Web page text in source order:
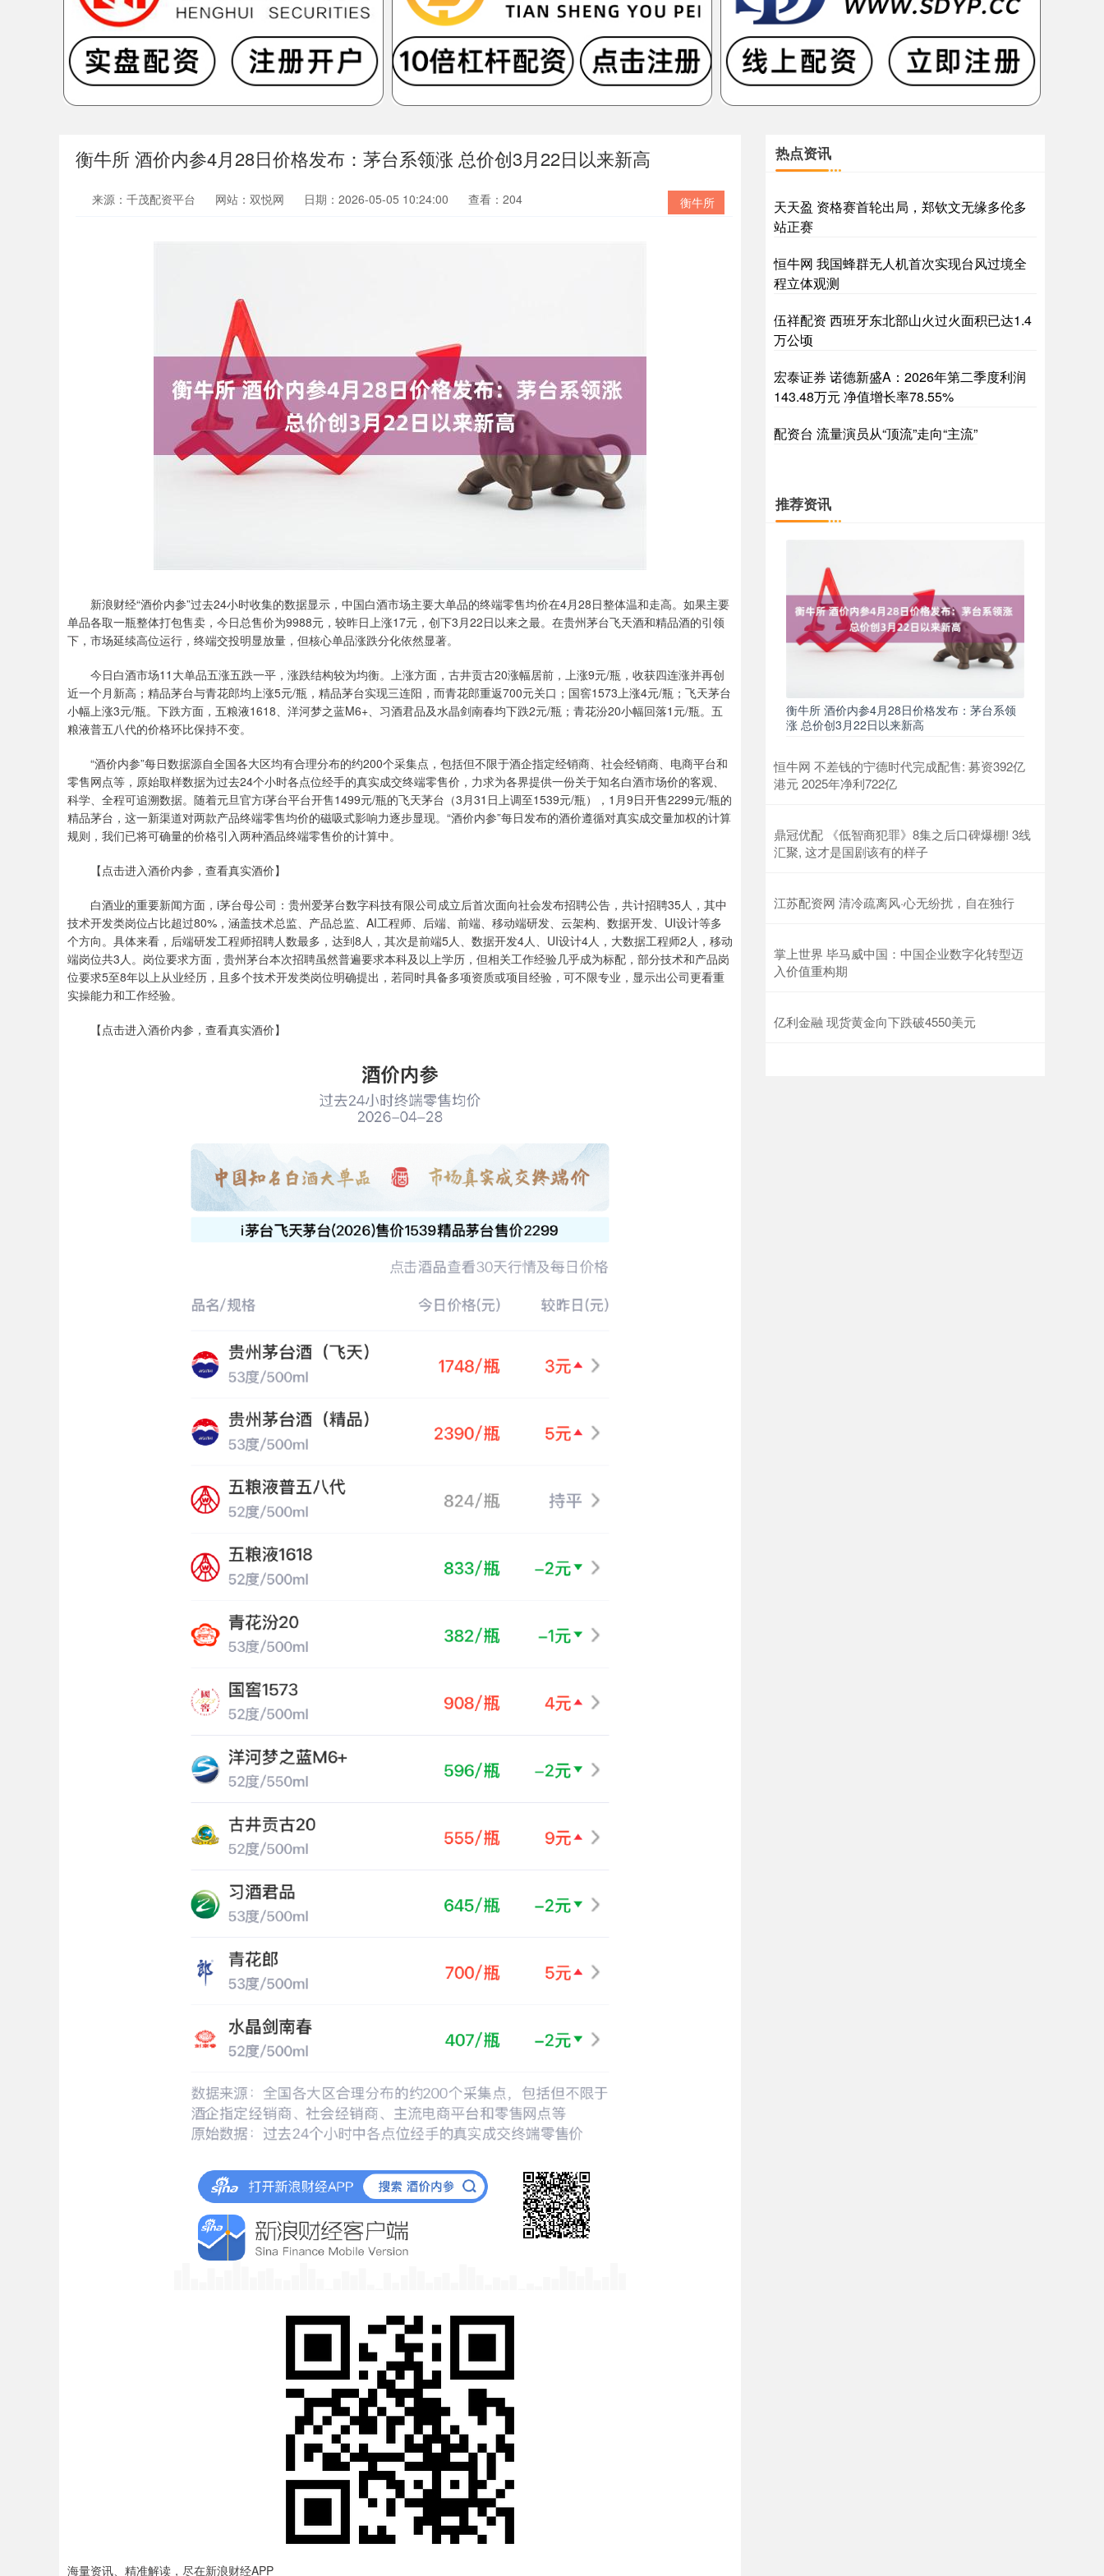
衡牛所 酒价内参4月28日价格发布：茅台系领涨 总价创3月22日以来新高
衡牛所
来源：千茂配资平台 网站：双悦网 日期：2026-05-05 10:24:00 查看：204
新浪财经“酒价内参”过去24小时收集的数据显示，中国白酒市场主要大单品的终端零售均价在4月28日整体温和走高。如果主要
单品各取一瓶整体打包售卖，今日总售价为9988元，较昨日上涨17元，创下3月22日以来之最。在贵州茅台飞天酒和精品酒的引领
下，市场延续高位运行，终端交投明显放量，但核心单品涨跌分化依然显著。
今日白酒市场11大单品五涨五跌一平，涨跌结构较为均衡。上涨方面，古井贡古20涨幅居前，上涨9元/瓶，收获四连涨并再创
近一个月新高；精品茅台与青花郎均上涨5元/瓶，精品茅台实现三连阳，而青花郎重返700元关口；国窖1573上涨4元/瓶；飞天茅台
小幅上涨3元/瓶。下跌方面，五粮液1618、洋河梦之蓝M6+、习酒君品及水晶剑南春均下跌2元/瓶；青花汾20小幅回落1元/瓶。五
粮液普五八代的价格环比保持不变。
“酒价内参”每日数据源自全国各大区均有合理分布的约200个采集点，包括但不限于酒企指定经销商、社会经销商、电商平台和
零售网点等，原始取样数据为过去24个小时各点位经手的真实成交终端零售价，力求为各界提供一份关于知名白酒市场价的客观、
科学、全程可追溯数据。随着元旦官方i茅台平台开售1499元/瓶的飞天茅台（3月31日上调至1539元/瓶），1月9日开售2299元/瓶的
精品茅台，这一新渠道对两款产品终端零售均价的磁吸式影响力逐步显现。“酒价内参”每日发布的酒价遵循对真实成交量加权的计算
规则，我们已将可确量的价格引入两种酒品终端零售价的计算中。
【点击进入酒价内参，查看真实酒价】
白酒业的重要新闻方面，i茅台母公司：贵州爱茅台数字科技有限公司成立后首次面向社会发布招聘公告，共计招聘35人，其中
技术开发类岗位占比超过80%，涵盖技术总监、产品总监、AI工程师、后端、前端、移动端研发、云架构、数据开发、UI设计等多
个方向。具体来看，后端研发工程师招聘人数最多，达到8人，其次是前端5人、数据开发4人、UI设计4人，大数据工程师2人，移动
端岗位共3人。岗位要求方面，贵州茅台本次招聘虽然普遍要求本科及以上学历，但相关工作经验几乎成为标配，部分技术和产品岗
位要求5至8年以上从业经历，且多个技术开发类岗位明确提出，若同时具备多项资质或项目经验，可不限专业，显示出公司更看重
实操能力和工作经验。
【点击进入酒价内参，查看真实酒价】
海量资讯、精准解读，尽在新浪财经APP
热点资讯
天天盈 资格赛首轮出局，郑钦文无缘多伦多
站正赛
恒牛网 我国蜂群无人机首次实现台风过境全
程立体观测
伍祥配资 西班牙东北部山火过火面积已达1.4
万公顷
宏泰证券 诺德新盛A：2026年第二季度利润
143.48万元 净值增长率78.55%
配资台 流量演员从“顶流”走向“主流”
推荐资讯
衡牛所 酒价内参4月28日价格发布：茅台系领
涨 总价创3月22日以来新高
恒牛网 不差钱的宁德时代完成配售: 募资392亿
港元 2025年净利722亿
鼎冠优配 《低智商犯罪》8集之后口碑爆棚! 3线
汇聚, 这才是国剧该有的样子
江苏配资网 清冷疏离风·心无纷扰，自在独行
掌上世界 毕马威中国：中国企业数字化转型迈
入价值重构期
亿利金融 现货黄金向下跌破4550美元